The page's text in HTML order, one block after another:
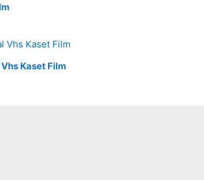
Kaset Film